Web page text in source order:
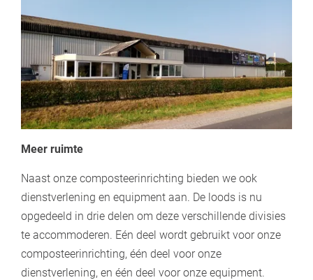
Meer ruimte
Naast onze composteerinrichting bieden we ook
dienstverlening en equipment aan. De loods is nu
opgedeeld in drie delen om deze verschillende divisies
te accommoderen. Eén deel wordt gebruikt voor onze
composteerinrichting, één deel voor onze
dienstverlening, en één deel voor onze equipment.